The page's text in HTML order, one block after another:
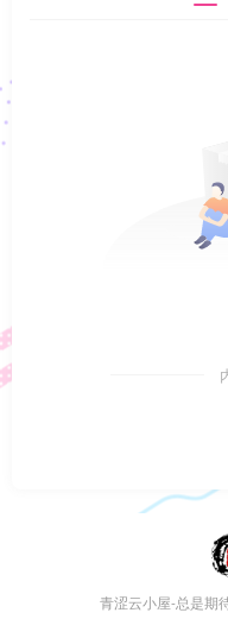
青涩云小屋-总是期